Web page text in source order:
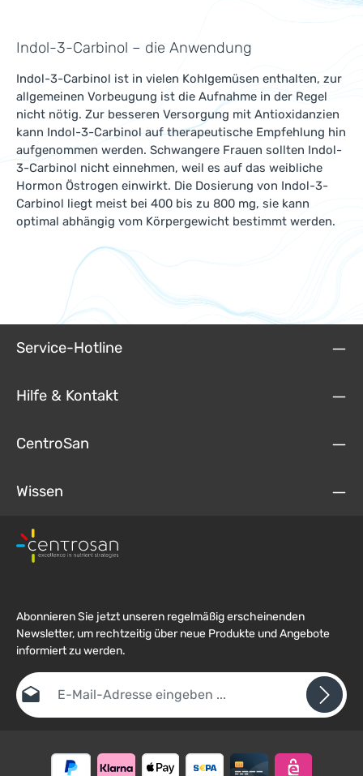
Indol-3-Carbinol – die Anwendung
Indol-3-Carbinol ist in vielen Kohlgemüsen enthalten, zur
allgemeinen Vorbeugung ist die Aufnahme in der Regel
nicht nötig. Zur besseren Versorgung mit Antioxidanzien
kann Indol-3-Carbinol auf therapeutische Empfehlung hin
aufgenommen werden. Schwangere Frauen sollten Indol-
3-Carbinol nicht einnehmen, weil es auf das weibliche
Hormon Östrogen einwirkt. Die Dosierung von Indol-3-
Carbinol liegt meist bei 400 bis zu 800 mg, sie kann
optimal abhängig vom Körpergewicht bestimmt werden.
Service-Hotline
Hilfe & Kontakt
CentroSan
Wissen
Abonnieren Sie jetzt unseren regelmäßig erscheinenden
Newsletter, um rechtzeitig über neue Produkte und Angebote
informiert zu werden.
E-Mail-Adresse*
Ich habe die Datenschutzbestimmungen zur Kenntnis
Pflichtfelder.